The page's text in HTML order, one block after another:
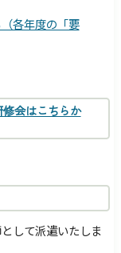
各年度の「要
会はこちらか
して派遣いたしま